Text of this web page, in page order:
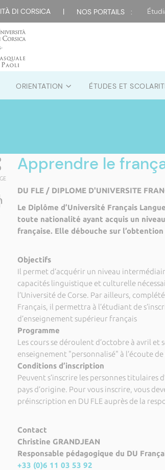
DI CORSICA | NOS PORTAILS :
ORIENTATION ÉTUDES ET
Apprendre le
DU FLE / DIPLOME D'UNIVERSITE
Le Diplôme d’Université Français
toute nationalité ayant acquis un
française. Elle débouche sur
Objectifs
Il permet d’acquérir un niveau
capacités linguistique et culturelle
l’Université de Corse. Par ailleurs,
Français, il permettra à l’étudiant de
d’enseignement supérieur français
Programme
Les cours se déroulent d’octobre à avril
enseignement "personnalisé" à l’écoute
Conditions d’inscription
Peuvent s’inscrire les personnes titulaires
pays d’origine. Pour vous inscrire, vous
préinscription en DU FLE auprès de la
Contact
Christine GRANDJEAN
Responsable pédagogique du DU
+33 (0)6 11 03 53 92